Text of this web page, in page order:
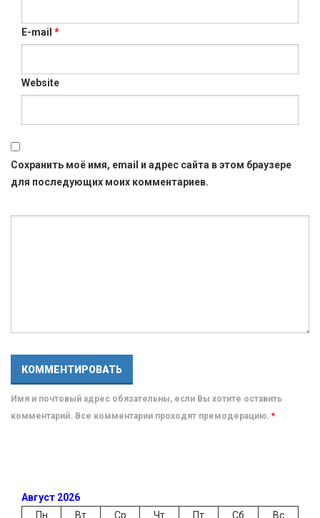
E-mail *
Website
Сохранить моё имя, email и адрес сайта в этом браузере
для последующих моих комментариев.
Имя и почтовый адрес обязательны, если Вы хотите оставить
комментарий. Все комментарии проходят премодерацию. *
Август 2026
Пн
Вт Ср Чт Пт Сб Вс